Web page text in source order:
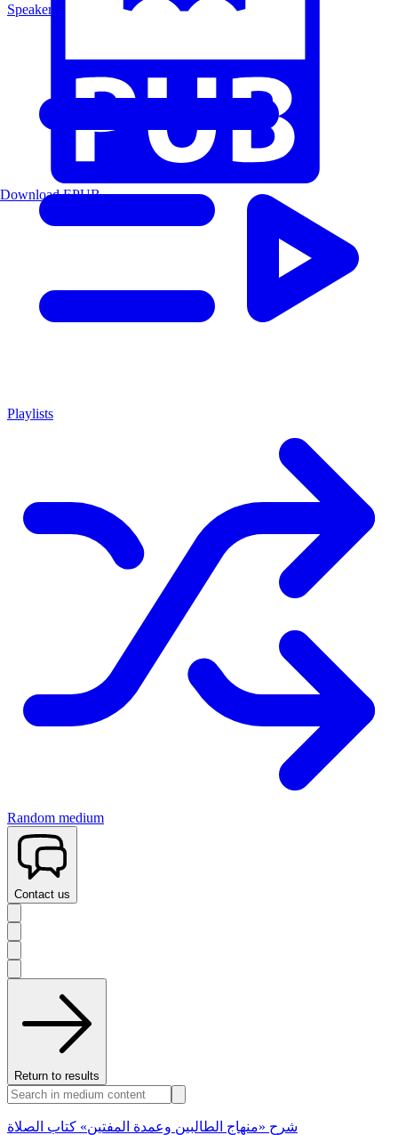
Speakers
Playlists
Random medium
Contact us
Return to results
شرح «منهاج الطالبين وعمدة المفتين» كتاب الصلاة
Download EPUB